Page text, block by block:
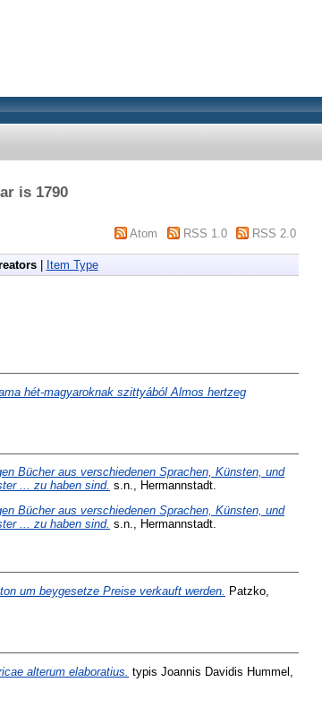
is 1790
Atom RSS 1.0 RSS 2.0
| Item Type
hét-magyaroknak szittyából Almos hertzeg
Bücher aus verschiedenen Sprachen, Künsten, und
... zu haben sind. s.n., Hermannstadt.
Bücher aus verschiedenen Sprachen, Künsten, und
... zu haben sind. s.n., Hermannstadt.
um beygesetze Preise verkauft werden.
Patzko,
alterum elaboratius. typis Joannis Davidis Hummel,